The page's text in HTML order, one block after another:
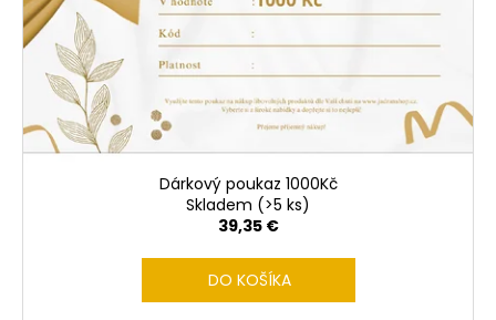
Dárkový poukaz 1000Kč
Skladem (>5 ks)
39,35 €
DO KOŠÍKA